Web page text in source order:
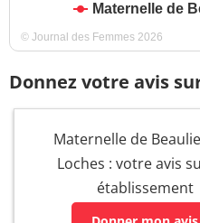
Maternelle de
© Journal des Femmes 2026
Donnez votre avis
Maternelle de
Loches : votre avis
établissement